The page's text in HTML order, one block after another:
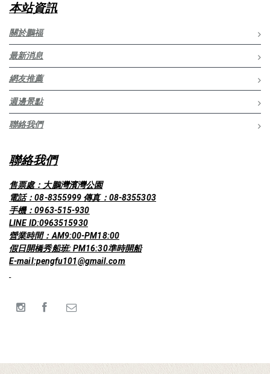
本站資訊
關於鵬福
最新消息
網友推薦
週邊景點
聯絡我們
聯絡我們
售票處：大鵬灣濱灣公園
電話：08-8355999 傳真：08-8355303
手機：0963-515-930
LINE ID:0963515930
營業時間：AM9:00-PM18:00
假日開橋秀船班: PM16:30準時開船
E-mail:pengfu101@gmail.com